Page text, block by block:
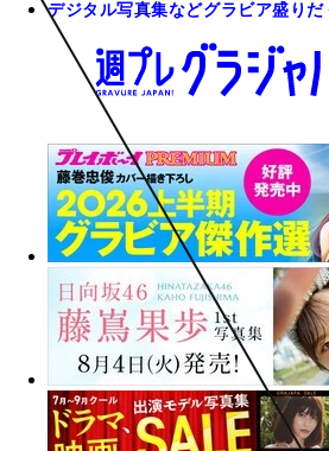
デジタル写真集などグラビア盛りだ